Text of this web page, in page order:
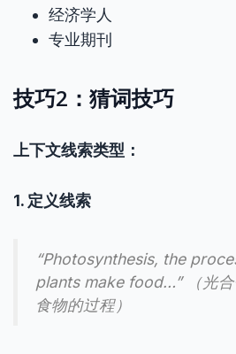
经济学人
专业期刊
技巧2：猜词技巧
上下文线索类型：
1. 定义线索
“Photosynthesis, the
plants make food…” （光
食物的过程）